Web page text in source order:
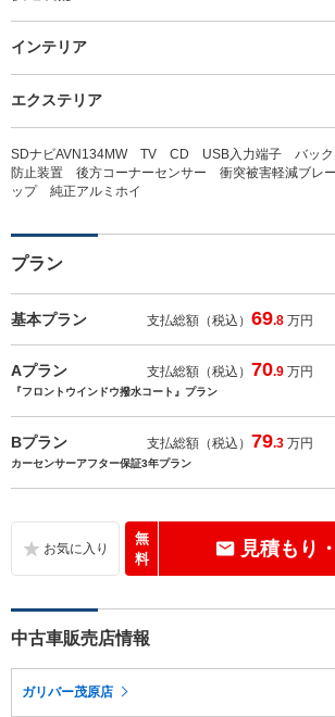
インテリア
エクステリア
SDナビAVN134MW TV CD USB入力端子 バッ
防止装置 後方コーナーセンサー 衝突被害軽減ブレ
ップ 純正アルミホイ
プラン
基本プラン 支払総額（税込）69.8 万円
Aプラン 支払総額（税込） 70.9 万円
『フロントウインドウ撥水コート』プラン
Bプラン 支払総額（税込） 79.3 万円
カーセンサーアフター保証3年プラン
無
料
見積もり
中古車販売店情報
ガリバー茂原店